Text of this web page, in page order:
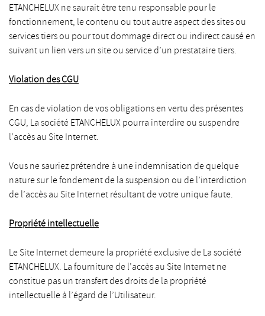
ETANCHELUX ne saurait être tenu responsable pour le
fonctionnement, le contenu ou tout autre aspect des sites ou
services tiers ou pour tout dommage direct ou indirect causé en
suivant un lien vers un site ou service d’un prestataire tiers.
Violation des CGU
En cas de violation de vos obligations en vertu des présentes
CGU, La société ETANCHELUX pourra interdire ou suspendre
l’accès au Site Internet.
Vous ne sauriez prétendre à une indemnisation de quelque
nature sur le fondement de la suspension ou de l’interdiction
de l’accès au Site Internet résultant de votre unique faute.
Propriété intellectuelle
Le Site Internet demeure la propriété exclusive de La société
ETANCHELUX. La fourniture de l’accès au Site Internet ne
constitue pas un transfert des droits de la propriété
intellectuelle à l’égard de l’Utilisateur.